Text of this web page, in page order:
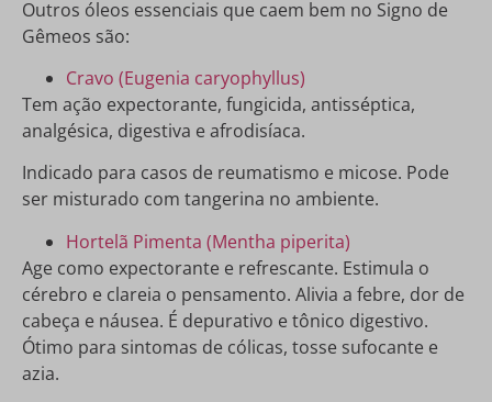
Outros óleos essenciais que caem bem no Signo de
Gêmeos são:
Cravo (Eugenia caryophyllus)
Tem ação expectorante, fungicida, antisséptica,
analgésica, digestiva e afrodisíaca.
Indicado para casos de reumatismo e micose. Pode
ser misturado com tangerina no ambiente.
Hortelã Pimenta (Mentha piperita)
Age como expectorante e refrescante. Estimula o
cérebro e clareia o pensamento. Alivia a febre, dor de
cabeça e náusea. É depurativo e tônico digestivo.
Ótimo para sintomas de cólicas, tosse sufocante e
azia.